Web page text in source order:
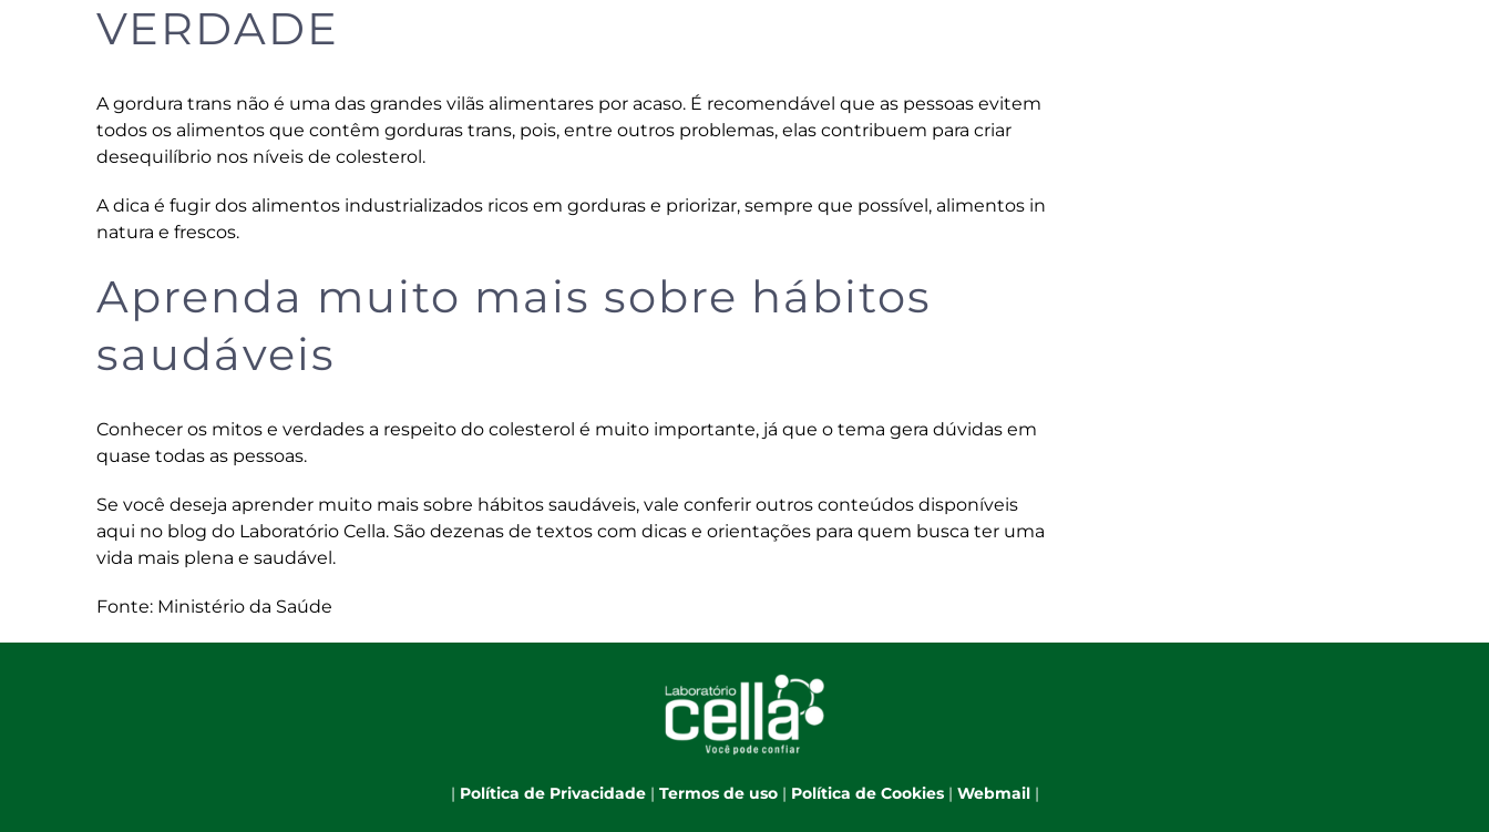
VERDADE
A gordura trans não é uma das grandes vilãs alimentares por acaso. É recomendável que as pessoas evitem
todos os alimentos que contêm gorduras trans, pois, entre outros problemas, elas contribuem para criar
desequilíbrio nos níveis de colesterol.
A dica é fugir dos alimentos industrializados ricos em gorduras e priorizar, sempre que possível, alimentos in
natura e frescos.
Aprenda muito mais sobre hábitos
saudáveis
Conhecer os mitos e verdades a respeito do colesterol é muito importante, já que o tema gera dúvidas em
quase todas as pessoas.
Se você deseja aprender muito mais sobre hábitos saudáveis, vale conferir outros conteúdos disponíveis
aqui no blog do Laboratório Cella. São dezenas de textos com dicas e orientações para quem busca ter uma
vida mais plena e saudável.
Fonte: Ministério da Saúde
| Política de Privacidade | Termos de uso| Política de Cookies| Webmail|